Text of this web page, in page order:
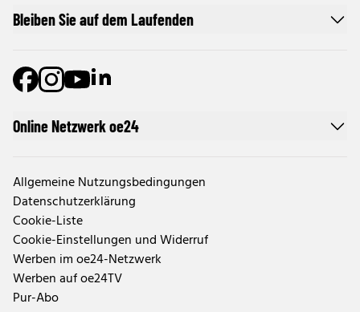
Online Netzwerk oe24
Allgemeine Nutzungsbedingungen
Datenschutzerklärung
Cookie-Liste
Cookie-Einstellungen und Widerruf
Werben im oe24-Netzwerk
Werben auf oe24TV
Pur-Abo
Bleiben Sie auf dem Laufenden